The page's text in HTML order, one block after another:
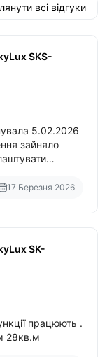
всі відгуки
SKS-
5.02.2026
17 Березня 2026
SK-
працюють .
28кв.м